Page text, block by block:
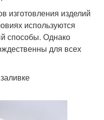
изготовления изделий
используются
способы. Однако
для всех